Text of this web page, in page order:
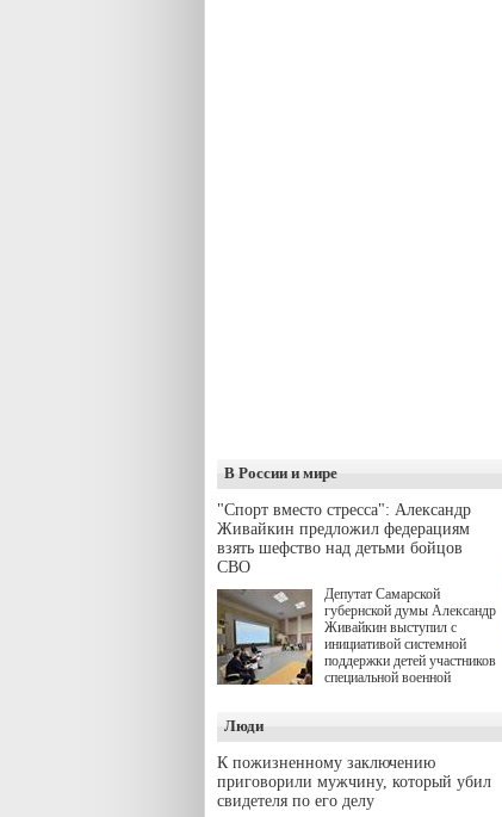
В России и мире
"Спорт вместо стресса": Александр
Живайкин предложил федерациям
взять шефство над детьми бойцов
СВО
Депутат Самарской
губернской думы Александр
Живайкин выступил с
инициативой системной
поддержки детей участников
специальной военной
"Помощь фронту и семьям
участников СВО", которая
прошла в Отрадном 7
августа.
Люди
К пожизненному заключению
приговорили мужчину, который убил
свидетеля по его делу